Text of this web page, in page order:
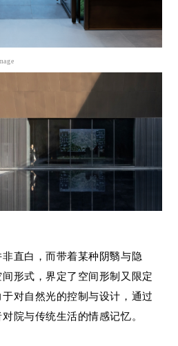
直白，而带着某种阴翳与隐
形式，界定了空间形制又限定
对自然光的控制与设计，通过
院与传统生活的情感记忆。